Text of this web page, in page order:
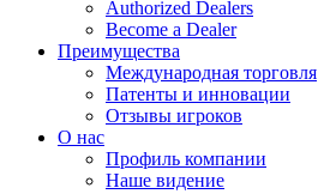
Authorized Dealers
Become a Dealer
Преимущества
Международная торговля
Патенты и инновации
Отзывы игроков
О нас
Профиль компании
Наше видение